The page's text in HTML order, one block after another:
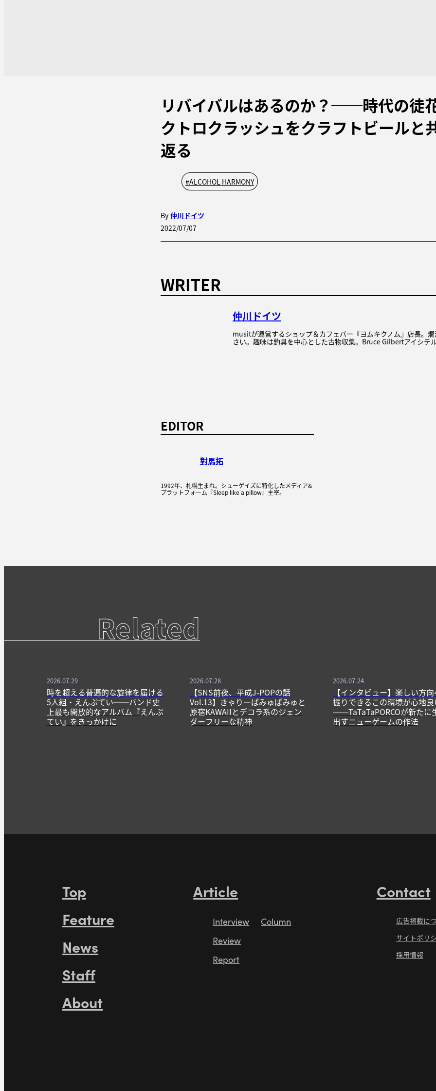
リバイバルはあるのか？──時代の徒
クトロクラッシュをクラフトビールと
返る
#ALCOHOL HARMONY
By 仲川ドイツ
2022/07/07
WRITER
仲川ドイツ
musitが運営するショップ＆カフェバー『ヨムキクノム』店長。
さい。趣味は釣具を中心とした古物収集。Bruce Gilbertアイシテル
EDITOR
對馬拓
1992年、札幌生まれ。シューゲイズに特化したメディア&
プラットフォーム『Sleep like a pillow』主宰。
Related
2026.07.29
時を超える普遍的な旋律を届ける
5人組・えんぷてい──バンド史
上最も開放的なアルバム『えんぷ
てい』をきっかけに
2026.07.28
【SNS前夜、平成J-POPの話
Vol.13】きゃりーぱみゅぱみゅと
原宿KAWAIIとデコラ系のジェン
ダーフリーな精神
2026.07.24
【インタビュー】楽しい方
振りできるこの環境が心地良
──TaTaTaPORCOが新たに
出すニューゲームの作法
Top
Feature
News
Staff
About
Article
Interview
Review
Report
Column
Contact
広告掲載に
サイトポリ
採用情報